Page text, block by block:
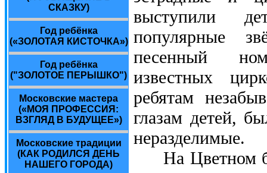
СКАЗКУ)
Год ребёнка
(«ЗОЛОТАЯ КИСТОЧКА»)
Год ребёнка
("ЗОЛОТОЕ ПЕРЫШКО")
Московские мастера
(«МОЯ ПРОФЕССИЯ:
ВЗГЛЯД В БУДУЩЕЕ»)
Московские традиции
(КАК РОДИЛСЯ ДЕНЬ
НАШЕГО ГОРОДА)
выступили
популярные
песенный
известных
ребятам
глазам детей,
неразделимые.
На Цветном